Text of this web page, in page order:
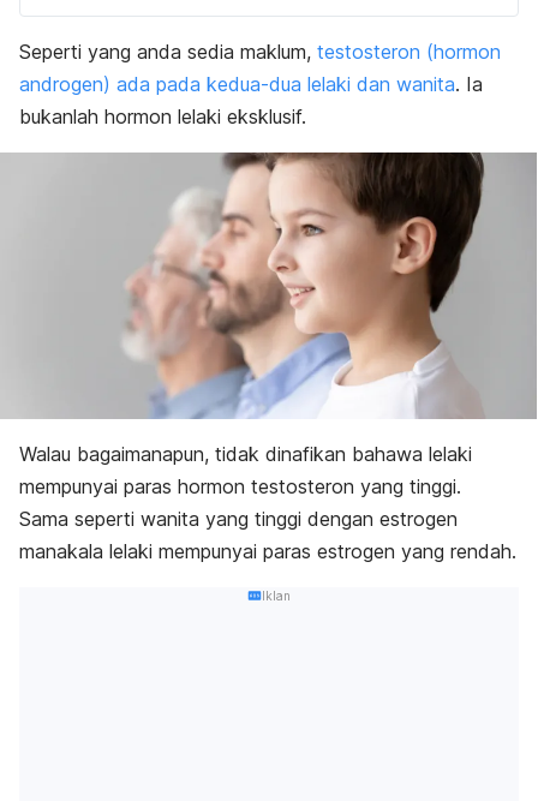
Seperti yang anda sedia maklum, testosteron (hormon
androgen) ada pada kedua-dua lelaki dan wanita. Ia
bukanlah hormon lelaki eksklusif.
Walau bagaimanapun, tidak dinafikan bahawa lelaki
mempunyai paras hormon testosteron yang tinggi.
Sama seperti wanita yang tinggi dengan estrogen
manakala lelaki mempunyai paras estrogen yang rendah.
Iklan